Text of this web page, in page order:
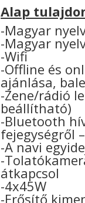
Alap
-Magyar
-Magyar
-Wifi
-Offline és
ajánlása,
-Zene/rádió
beállítható)
-Bluetooth
fejegységről
-A navi
-
átkapcsol
-4x45W
-Erősítő